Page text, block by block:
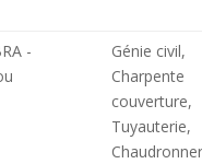
-
Génie civil,
Charpente
couverture,
Tuyauterie,